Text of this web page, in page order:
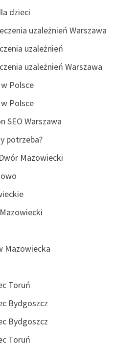
dzieci
uzależnień Warszawa
uzależnień
uzależnień Warszawa
Polsce
Polsce
SEO Warszawa
potrzeba?
Mazowiecki
Mazowiecka
Toruń
Bydgoszcz
Bydgoszcz
Toruń